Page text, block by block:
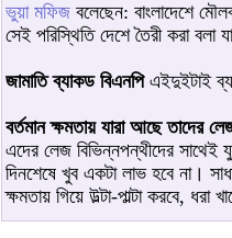
ভুয়া মফিজ বলেছেন: বাংলাদেশে
সেই পরিস্থিতি দেশে তৈরী করা
জামাতি ব্যাকড বিএনপিএইদুইটাই
বর্তমান ক্ষমতায় যারা আছে তাদের
এদের লেজ বিভিন্নপন্থীদের
দিনশেষে খুব একটা লাভ হবে না।
ক্ষমতায় গিয়ে উল্টা-পাল্টা করবে, ধরা